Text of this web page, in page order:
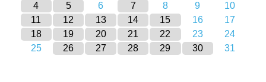
4
5 6 7 8 9
10
11
12 13 14 15 16
17
18
19 20 21 22 23
24
25
26 27 28 29 30 31